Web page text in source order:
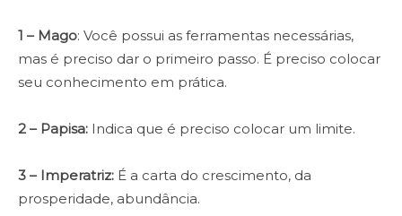
1 – Mago: Você possui as ferramentas necessárias,
mas é preciso dar o primeiro passo. É preciso colocar
seu conhecimento em prática.
2 – Papisa: Indica que é preciso colocar um limite.
3 – Imperatriz: É a carta do crescimento, da
prosperidade, abundância.